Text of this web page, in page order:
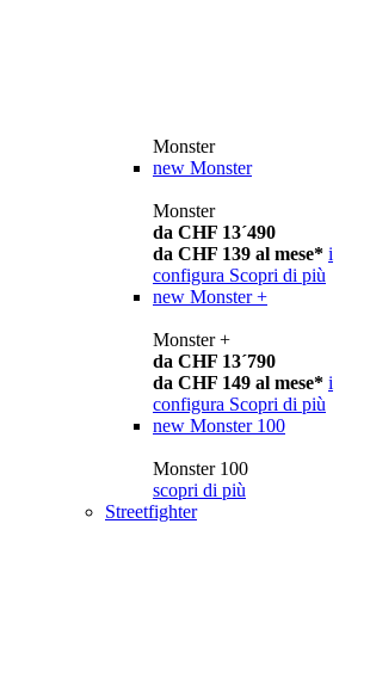
Monster
new Monster
Monster
da CHF 13´490
da CHF 139 al mese* i
configura Scopri di più
new Monster +
Monster +
da CHF 13´790
da CHF 149 al mese* i
configura Scopri di più
new Monster 100
Monster 100
scopri di più
Streetfighter